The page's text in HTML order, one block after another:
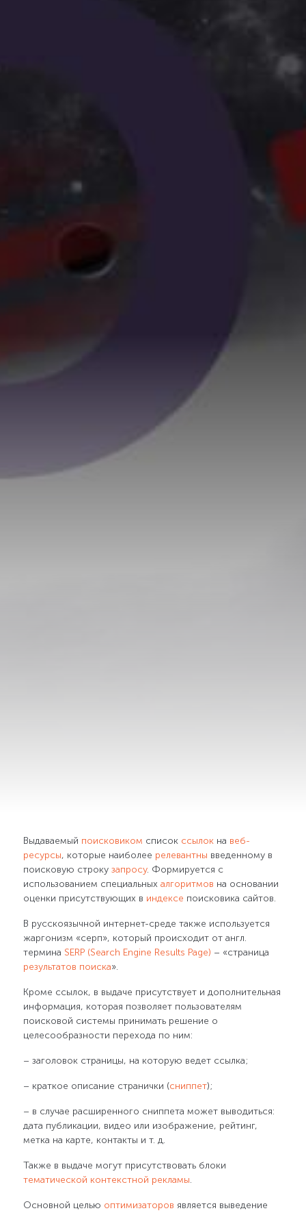
Выдаваемый поисковиком список ссылок на веб-
ресурсы, которые наиболее релевантны введенному в
поисковую строку запросу. Формируется с
использованием специальных алгоритмов на основании
оценки присутствующих в индексе поисковика сайтов.
В русскоязычной интернет-среде также используется
жаргонизм «серп», который происходит от англ.
термина SERP (Search Engine Results Page) – «страница
результатов поиска».
Кроме ссылок, в выдаче присутствует и дополнительная
информация, которая позволяет пользователям
поисковой системы принимать решение о
целесообразности перехода по ним:
– заголовок страницы, на которую ведет ссылка;
– краткое описание странички (сниппет);
– в случае расширенного сниппета может выводиться:
дата публикации, видео или изображение, рейтинг,
метка на карте, контакты и т. д.
Также в выдаче могут присутствовать блоки
тематической контекстной рекламы
Основной целью оптимизаторов является выведение